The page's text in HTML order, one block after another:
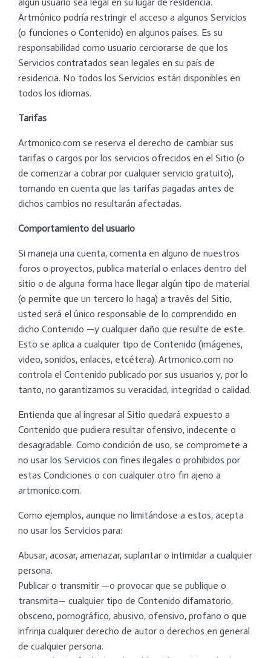
Artmónico podría restringir el acceso a algunos Servicios
(o funciones o Contenido) en algunos países. Es su
responsabilidad como usuario cerciorarse de que los
Servicios contratados sean legales en su país de
residencia. No todos los Servicios están disponibles en
todos los idiomas.
Tarifas
Artmonico.com se reserva el derecho de cambiar sus
tarifas o cargos por los servicios ofrecidos en el Sitio (o
de comenzar a cobrar por cualquier servicio gratuito),
tomando en cuenta que las tarifas pagadas antes de
dichos cambios no resultarán afectadas.
Comportamiento del usuario
Si maneja una cuenta, comenta en alguno de nuestros
foros o proyectos, publica material o enlaces dentro del
sitio o de alguna forma hace llegar algún tipo de material
(o permite que un tercero lo haga) a través del Sitio,
usted será el único responsable de lo comprendido en
dicho Contenido —y cualquier daño que resulte de este.
Esto se aplica a cualquier tipo de Contenido (imágenes,
video, sonidos, enlaces, etcétera). Artmonico.com no
controla el Contenido publicado por sus usuarios y, por lo
tanto, no garantizamos su veracidad, integridad o calidad.
Entienda que al ingresar al Sitio quedará expuesto a
Contenido que pudiera resultar ofensivo, indecente o
desagradable. Como condición de uso, se compromete a
no usar los Servicios con fines ilegales o prohibidos por
estas Condiciones o con cualquier otro fin ajeno a
artmonico.com.
Como ejemplos, aunque no limitándose a estos, acepta
no usar los Servicios para:
Abusar, acosar, amenazar, suplantar o intimidar a cualquier
persona.
Publicar o transmitir —o provocar que se publique o
transmita— cualquier tipo de Contenido difamatorio,
obsceno, pornográfico, abusivo, ofensivo, profano o que
infrinja cualquier derecho de autor o derechos en general
de cualquier persona.